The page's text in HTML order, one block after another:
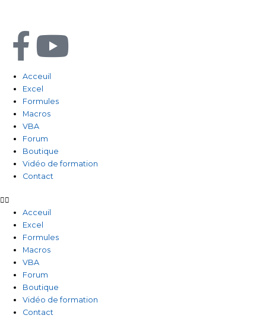
contenuF
a
c
e
b
o
k
-
f
Y
u
u
Acceuil
Excel
Formules
Macros
VBA
Forum
Boutique
Vidéo de formation
Contact
Acceuil
Excel
Formules
Macros
VBA
Forum
Boutique
Vidéo de formation
Contact